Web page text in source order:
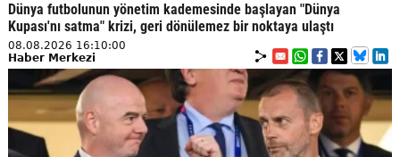
Dünya futbolunun yönetim kademesinde başlayan "Dünya
Kupası'nı satma" krizi, geri dönülemez bir noktaya ulaştı
08.08.2026 16:10:00
Haber Merkezi